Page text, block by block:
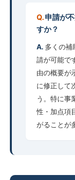
申請が
すか？
多くの補
請が可能で
由の概要が
に修正して
う。特に事
性・加点項
がることが